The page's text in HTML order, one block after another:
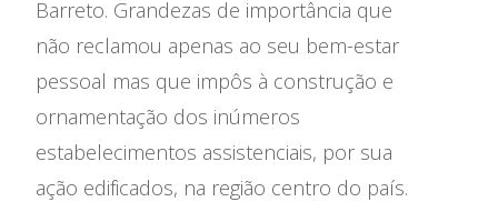
Barreto. Grandezas de importância que
não reclamou apenas ao seu bem-estar
pessoal mas que impôs à construção e
ornamentação dos inúmeros
estabelecimentos assistenciais, por sua
ação edificados, na região centro do país.